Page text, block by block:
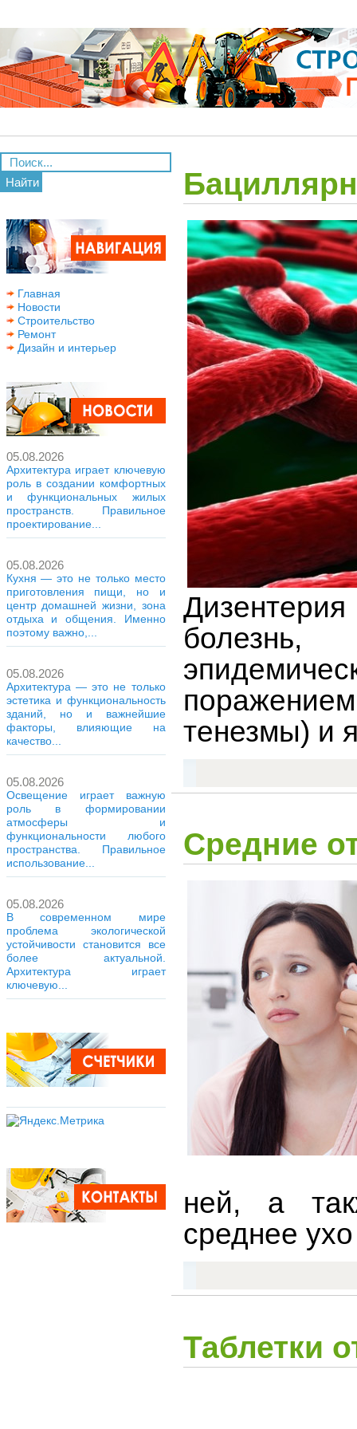
Найти
Главная
Новости
Строительство
Ремонт
Дизайн и интерьер
05.08.2026
Архитектура играет ключевую
роль в создании комфортных
и функциональных жилых
пространств. Правильное
проектирование...
05.08.2026
Кухня — это не только место
приготовления пищи, но и
центр домашней жизни, зона
отдыха и общения. Именно
поэтому важно,...
05.08.2026
Архитектура — это не только
эстетика и функциональность
зданий, но и важнейшие
факторы, влияющие на
качество...
05.08.2026
Освещение играет важную
роль в формировании
атмосферы и
функциональности любого
пространства. Правильное
использование...
05.08.2026
В современном мире
проблема экологической
устойчивости становится все
более актуальной.
Архитектура играет
ключевую...
болезнь,
тенезмы) и
Средние
ней, а
среднее
Таблетки